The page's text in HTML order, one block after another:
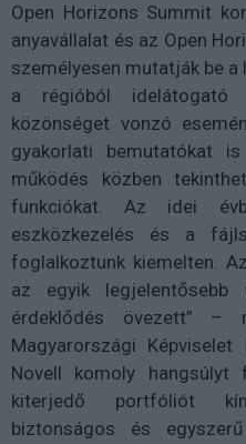
Open Horizons Summit
anyavállalat és az Open
személyesen mutatják be
a régióból idelátogató
közönséget vonzó
gyakorlati bemutatókat
működés közben
funkciókat. Az idei
eszközkezelés és a
foglalkoztunk kiemelten.
az egyik legjelentősebb
érdeklődés övezett” –
Magyarországi
Novell komoly hangsúlyt
kiterjedő portfóliót
biztonságos és